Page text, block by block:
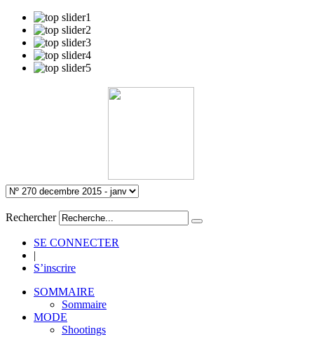
Rechercher
SE CONNECTER
|
S’inscrire
SOMMAIRE
Sommaire
MODE
Shootings